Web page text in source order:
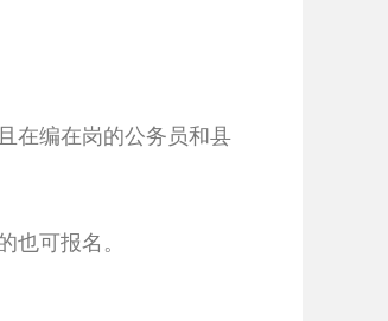
在编在岗的公务员和县
也可报名。